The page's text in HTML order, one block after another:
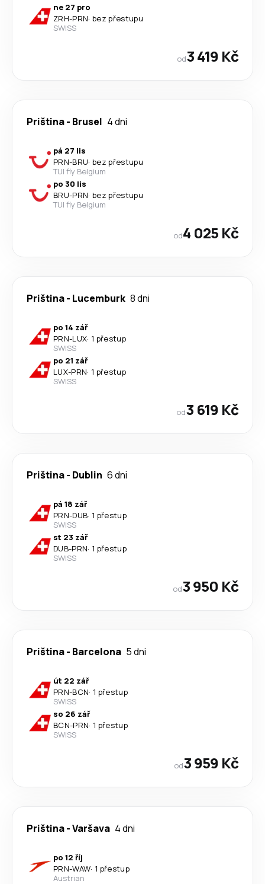
ne 27 pro
ZRH-PRN· bez přestupu
SWISS
od3 419 Kč
Priština- Brusel 4 dni
pá 27 lis
PRN-BRU· bez přestupu
TUI fly Belgium
po 30 lis
BRU-PRN· bez přestupu
TUI fly Belgium
od4 025 Kč
Priština- Lucemburk 8 dni
po 14 zář
PRN-LUX· 1 přestup
SWISS
po 21 zář
LUX-PRN· 1 přestup
SWISS
od3 619 Kč
Priština- Dublin 6 dni
pá 18 zář
PRN-DUB· 1 přestup
SWISS
st 23 zář
DUB-PRN· 1 přestup
SWISS
od3 950 Kč
Priština- Barcelona 5 dni
út 22 zář
PRN-BCN· 1 přestup
SWISS
so 26 zář
BCN-PRN· 1 přestup
SWISS
od3 959 Kč
Priština-Varšava 4 dni
po 12 říj
PRN-WAW· 1 přestup
Austrian